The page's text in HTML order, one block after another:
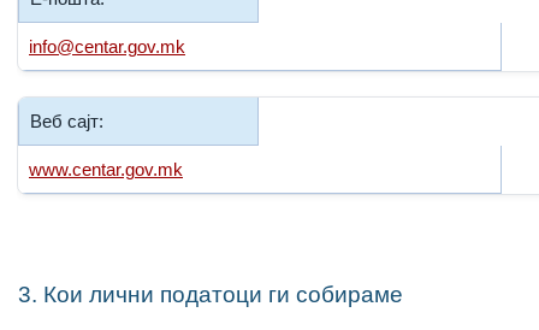
info@centar.gov.mk
Веб сајт:
www.centar.gov.mk
3. Кои лични податоци ги собираме